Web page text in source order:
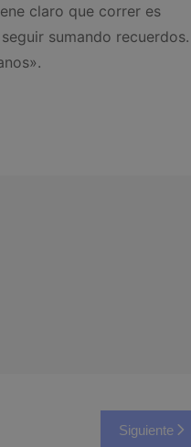
claro que correr es
sumando recuerdos.
Siguiente